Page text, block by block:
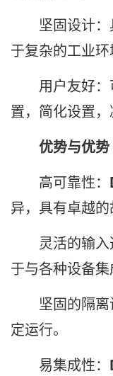
坚固设计：
于复杂的工业环
用户友好：
置，简化设置，
优势与优势
高可靠性：
异，具有卓越的
灵活的输入
于与各种设备集
坚固的隔离
定运行。
易集成性：